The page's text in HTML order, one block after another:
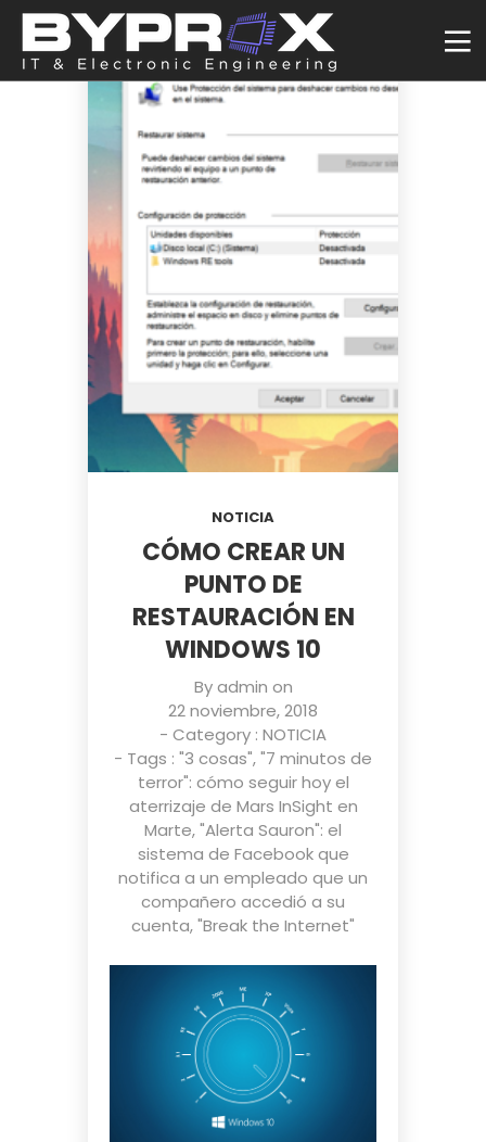
NOTICIA
CÓMO CREAR UN
PUNTO DE
RESTAURACIÓN EN
WINDOWS 10
Byadmin on
22 noviembre, 2018
- Category : NOTICIA
- Tags : "3 cosas","7 minutos de
terror": cómo seguir hoy el
aterrizaje de Mars InSight en
Marte,"Alerta Sauron": el
sistema de Facebook que
notifica a un empleado que un
compañero accedió a su
cuenta,"Break the Internet"